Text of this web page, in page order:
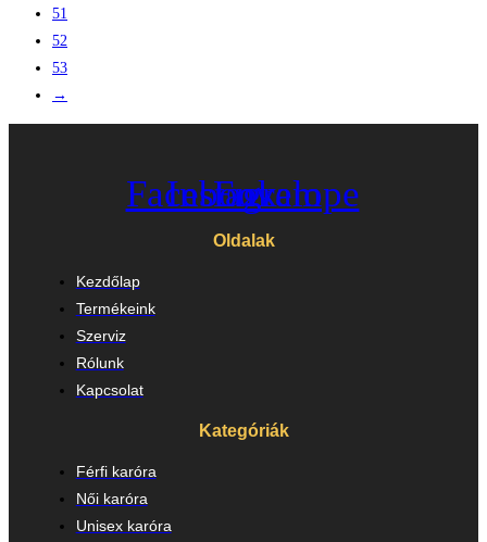
51
52
53
→
Facebook
Instagram
Envelope
Oldalak
Kezdőlap
Termékeink
Szerviz
Rólunk
Kapcsolat
Kategóriák
Férfi karóra
Női karóra
Unisex karóra